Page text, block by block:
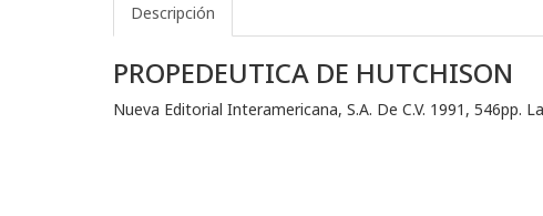
Descripción
PROPEDEUTICA DE HUTCHISON
Nueva Editorial Interamericana, S.A. De C.V. 1991,